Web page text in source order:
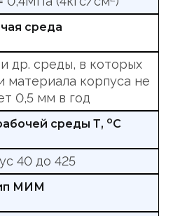
среда
др. среды, в которых
материала корпуса не
0,5 мм в год
среды Т, оС
40 до 425
МИМ